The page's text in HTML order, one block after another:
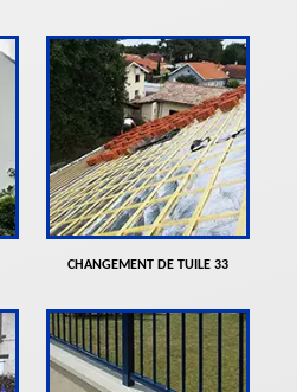
CHANGEMENT DE TUILE 33